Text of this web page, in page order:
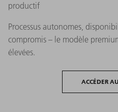
productif
Processus autonomes,
compromis – le modèle
élevées.
ACCÉDER